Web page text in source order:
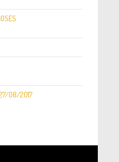
27/08/2017